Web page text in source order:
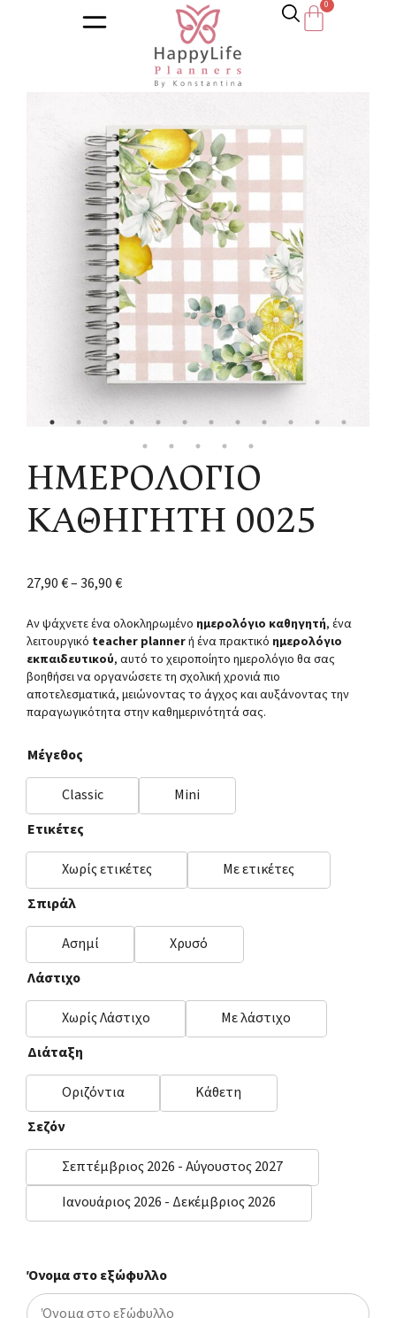
Κατάστημα/Ημερολόγια
ΗΜΕΡΟΛΟΓΙΟ
ΚΑΘΗΓΗΤΗ 0025
27,90€–36,90€
Αν ψάχνετε ένα ολοκληρωμένο ημερολόγιο καθηγητή, ένα
λειτουργικό teacher plannerή ένα πρακτικό ημερολόγιο
εκπαιδευτικού, αυτό το χειροποίητο ημερολόγιο θα σας
βοηθήσει να οργανώσετε τη σχολική χρονιά πιο
αποτελεσματικά, μειώνοντας το άγχος και αυξάνοντας την
παραγωγικότητα στην καθημερινότητά σας.
Μέγεθος
Classic
Mini
Ετικέτες
Χωρίς ετικέτες
Με ετικέτες
Σπιράλ
Ασημί
Χρυσό
Λάστιχο
Χωρίς Λάστιχο
Με λάστιχο
Διάταξη
Οριζόντια
Κάθετη
Σεζόν
Σεπτέμβριος 2026 - Αύγουστος 2027
Ιανουάριος 2026 - Δεκέμβριος 2026
Όνομα στο εξώφυλλο